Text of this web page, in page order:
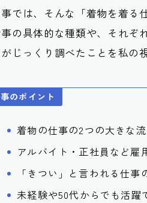
では、そんな「着物を着る
の具体的な種類や、それぞ
じっくり調べたことを私の
のポイント
着物の仕事の2つの大きな流
アルバイト・正社員など雇
「きつい」と言われる仕事
未経験や50代からでも活躍